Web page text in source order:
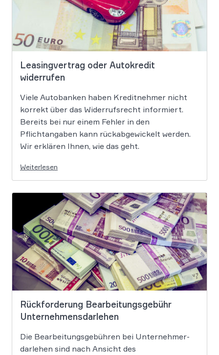
Leasingvertrag oder Autokredit
widerrufen
Viele Autobanken haben Kreditnehmer nicht
korrekt über das Widerrufsrecht informiert.
Bereits bei nur einem Fehler in den
Pflichtangaben kann rückabgewickelt werden.
Wir erklären Ihnen, wie das geht.
Weiterlesen
Rückforderung Bearbeitungsgebühr
Unternehmensdarlehen
Die Bearbeitungs­gebühren bei Unternehmer­
darlehen sind nach Ansicht des